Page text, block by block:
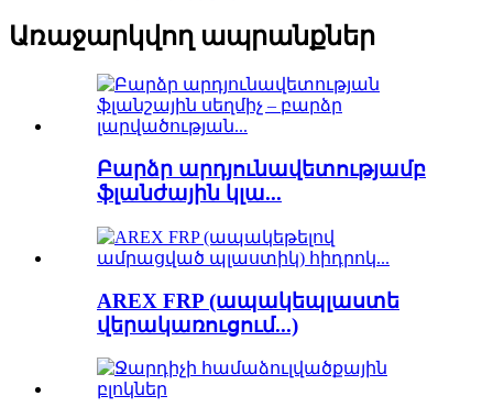
Առաջարկվող ապրանքներ
Բարձր արդյունավետությամբ
ֆլանժային կլա...
AREX FRP (ապակեպլաստե
վերակառուցում...)